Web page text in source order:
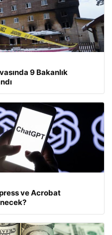
9 Bakanlık
ve Acrobat